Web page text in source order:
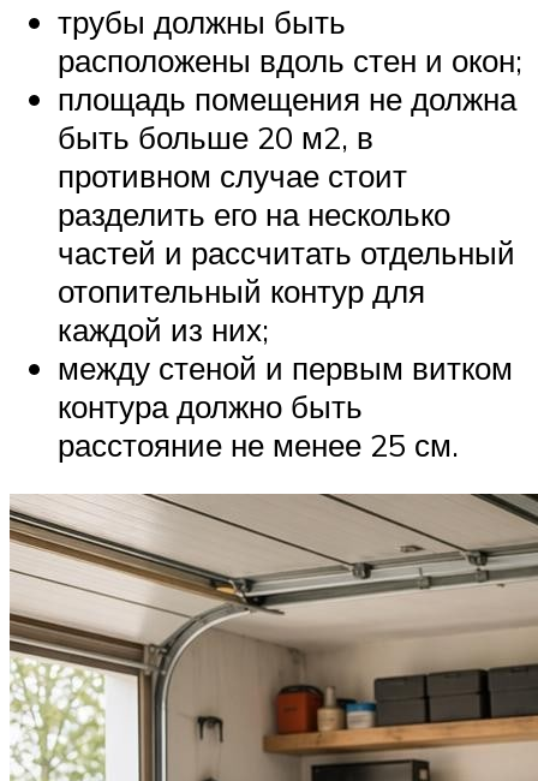
трубы должны быть
расположены вдоль стен и окон;
площадь помещения не должна
быть больше 20 м2, в
противном случае стоит
разделить его на несколько
частей и рассчитать отдельный
отопительный контур для
каждой из них;
между стеной и первым витком
контура должно быть
расстояние не менее 25 см.